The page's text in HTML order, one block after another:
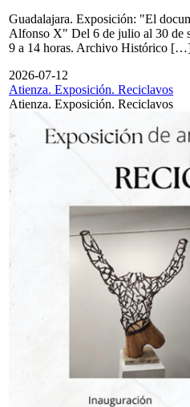
Guadalajara. Exposición: "El
Alfonso X" Del 6 de julio al 30 de
9 a 14 horas. Archivo Histórico
2026-07-12
Atienza. Exposición. Reciclavos
Atienza. Exposición. Reciclavos